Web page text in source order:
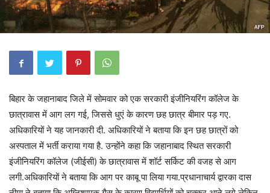
बिहार के जहानाबाद जिले में सोमवार को एक सरकारी इंजीनियरिंग कॉलेज के
छात्रावास में आग लग गई, जिससे धुएं के कारण छह छात्र बीमार पड़ गए.
अधिकारियों ने यह जानकारी दी. अधिकारियों ने बताया कि इन छह छात्रों को
अस्पताल में भर्ती कराया गया है. उन्होंने कहा कि जहानाबाद स्थित सरकारी
इंजीनियरिंग कॉलेज (जीईसी) के छात्रावास में शॉर्ट सर्किट की वजह से आग
लगी.अधिकारियों ने बताया कि आग पर काबू पा लिया गया.प्रधानाचार्य द्वारका दास